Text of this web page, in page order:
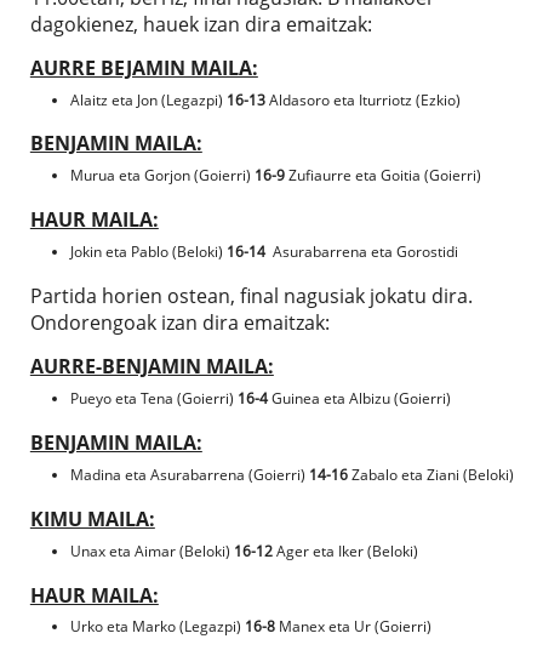
dagokienez, hauek izan dira emaitzak:
AURRE BEJAMIN MAILA:
Alaitz eta Jon (Legazpi) 16-13Aldasoro eta Iturriotz (Ezkio)
BENJAMIN MAILA:
Murua eta Gorjon (Goierri) 16-9Zufiaurre eta Goitia (Goierri)
HAUR MAILA:
Jokin eta Pablo (Beloki) 16-14Asurabarrena eta Gorostidi
Partida horien ostean, final nagusiak jokatu dira.
Ondorengoak izan dira emaitzak:
AURRE-BENJAMIN MAILA:
Pueyo eta Tena (Goierri) 16-4Guinea eta Albizu (Goierri)
BENJAMIN MAILA:
Madina eta Asurabarrena (Goierri) 14-16Zabalo eta Ziani (Beloki)
KIMU MAILA:
Unax eta Aimar (Beloki) 16-12Ager eta Iker (Beloki)
HAUR MAILA:
Urko eta Marko (Legazpi) 16-8Manex eta Ur (Goierri)